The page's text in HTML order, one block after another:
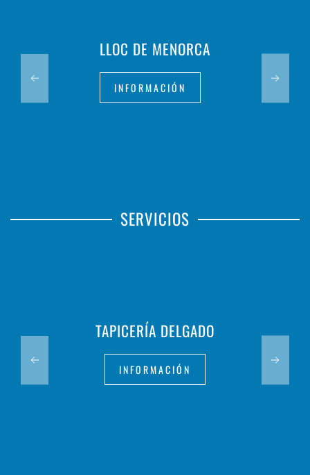
LLOC DE MENORCA
INFORMACIÓN
SERVICIOS
TAPICERÍA DELGADO
INFORMACIÓN